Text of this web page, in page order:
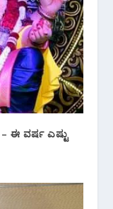
ಈ ವರ್ಷ ಎಷ್ಟು